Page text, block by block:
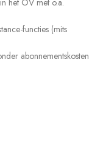
functies (mits
abonnementskosten